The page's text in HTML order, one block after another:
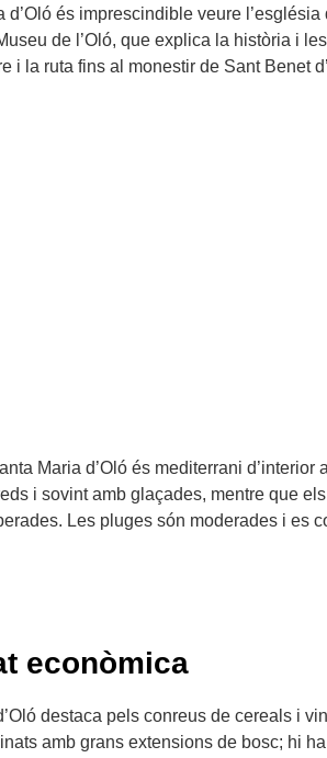
d’Oló és imprescindible veure
de l’Oló, que explica la història i
i la ruta fins al monestir de Sant Benet
Maria d’Oló és mediterrani
i sovint amb glaçades, mentre que
Les pluges són moderades i es
econòmica
destaca pels conreus de cereals i
amb grans extensions de bosc; hi